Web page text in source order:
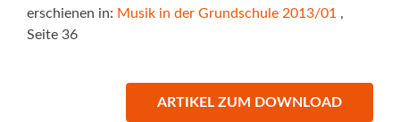
erschienen in: Musik in der Grundschule 2013/01 ,
Seite 36
ARTIKEL ZUM DOWNLOAD